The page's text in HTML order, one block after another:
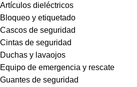
Artículos dieléctricos
Bloqueo y etiquetado
Cascos de seguridad
Cintas de seguridad
Duchas y lavaojos
Equipo de emergencia y rescate
Guantes de seguridad